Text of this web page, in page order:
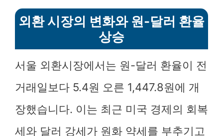
외환 시장의 변화와 원-달러 환율
상승
서울 외환시장에서는 원-달러 환율이 전
거래일보다 5.4원 오른 1,447.8원에 개
장했습니다. 이는 최근 미국 경제의 회복
세와 달러 강세가 원화 약세를 부추기고